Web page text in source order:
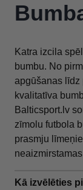
Katra izcila
bumbu. No
apgūšanas līdz
kvalitatīva
Balticsport.lv
zīmolu futbola
prasmju
Kā izvēlēties